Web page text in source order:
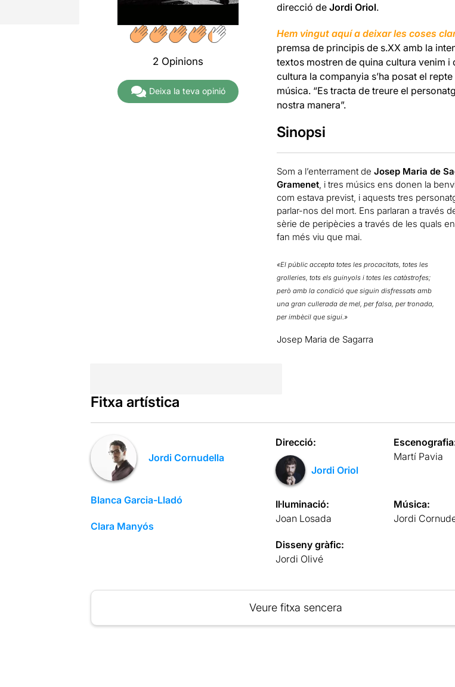
2 Opinions
Deixa la teva opinió
direcció deJordi Oriol.
Hem vingut aquí a deixar les coses
premsa de principis de s.XX amb la
textos mostren de quina cultura venim i
cultura la companyia s’ha posat el
música. “Es tracta de treure el
nostra manera”.
Sinopsi
Som a l’enterrament de Josep Maria de
Gramenet, i tres músics ens donen la
com estava previst, i aquests tres
parlar-nos del mort. Ens parlaran a través
sèrie de peripècies a través de les quals
fan més viu que mai.
«El públic accepta totes les procacitats, totes les
grolleries, tots els guinyols i totes les catàstrofes;
però amb la condició que siguin disfressats amb
una gran cullerada de mel, per falsa, per tronada,
per imbècil que sigui.»
Josep Maria de Sagarra
Fitxa artística
Jordi Cornudella
Blanca Garcia-Lladó
Clara Manyós
Direcció:
Jordi Oriol
Martí Pavia
Il·luminació:
Joan Losada
Música:
Jordi
Disseny gràfic:
Jordi Olivé
Veure fitxa sencera